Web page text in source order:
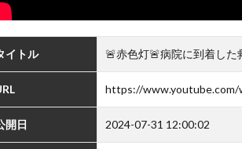
イトル 🚨赤色灯🚨病院に到着し
https://www.youtube.com/
開日 2024-07-31 12:00:02